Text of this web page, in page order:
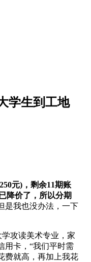
学生到工地
元)，剩余11期账
降价了，所以分期
是我也没办法，一下
攻读美术专业，家
用卡，“我们平时需
费就高，再加上我花